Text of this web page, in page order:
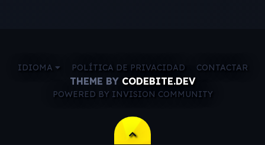
IDIOMA POLÍTICA DE PRIVACIDAD CONTACTAR
THEME BY CODEBITE.DEV
POWERED BY INVISION COMMUNITY